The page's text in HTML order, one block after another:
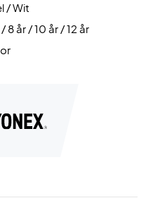
/ Wit
8 år / 10 år / 12 år